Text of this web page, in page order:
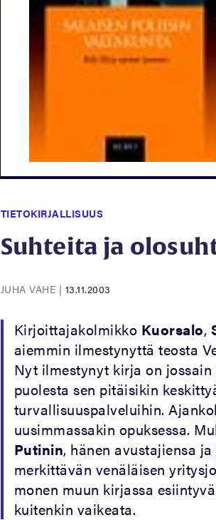
TIETOKIRJALLISUUS
Suhteita ja
JUHA VAHE | 13.11.2003
Kirjoittajakolmikko Kuorsalo,
aiemmin ilmestynyttä teosta
Nyt ilmestynyt kirja on
puolesta sen pitäisikin
turvallisuuspalveluihin.
uusimmassakin opuksessa.
Putinin, hänen avustajiensa
merkittävän venäläisen
monen muun kirjassa
kuitenkin vaikeata.